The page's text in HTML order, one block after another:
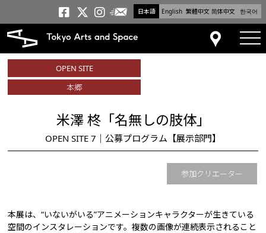
日本語 English 繁體中文 简体中文 한국어
トーキョーアーツアンド
トーキョーアーツアンド
トーキョーアーツア
メールニュース
アクセス
OPEN SITE
本郷
米澤 柊「名無しの肢体」
OPEN SITE 7｜公募プログラム【展示部門】
参加クリエーター
本展は、“いないがいる”アニメーションキャラクターが生きている
空間のインスタレーションです。複数の画像が連続表示されること